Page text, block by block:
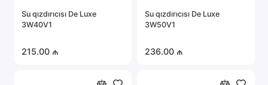
Su qızdırıcısı De Luxe
3W40V1
215.00 ₼
Su qızdırıcısı De Luxe
3W50V1
236.00 ₼